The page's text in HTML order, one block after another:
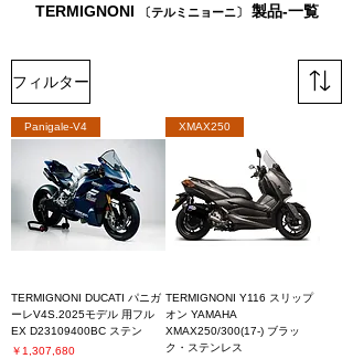
TERMIGNONI 〔テルミニョーニ〕 製品-一覧
フィルター
Panigale-V4
TERMIGNONI DUCATI パニガ
ーレV4S.2025モデル 用フル
EX D23109400BC ステン
価格
￥1,307,680
XMAX250
TERMIGNONI Y116 スリップ
オン YAMAHA
XMAX250/300(17-) ブラッ
ク・ステンレス